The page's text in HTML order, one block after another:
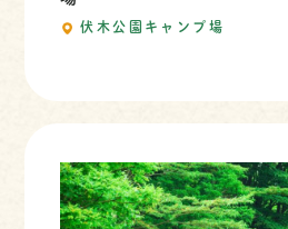
伏木公園キャンプ場